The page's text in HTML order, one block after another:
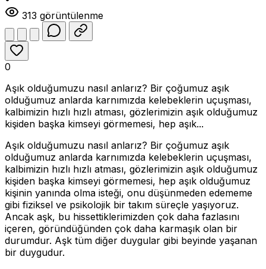
313 görüntülenme
0
Aşık olduğumuzu nasıl anlarız? Bir çoğumuz aşık
olduğumuz anlarda karnımızda kelebeklerin uçuşması,
kalbimizin hızlı hızlı atması, gözlerimizin aşık olduğumuz
kişiden başka kimseyi görmemesi, hep aşık...
Aşık olduğumuzu nasıl anlarız? Bir çoğumuz aşık
olduğumuz anlarda karnımızda kelebeklerin uçuşması,
kalbimizin hızlı hızlı atması, gözlerimizin aşık olduğumuz
kişiden başka kimseyi görmemesi, hep aşık olduğumuz
kişinin yanında olma isteği, onu düşünmeden edememe
gibi fiziksel ve psikolojik bir takım süreçle yaşıyoruz.
Ancak aşk, bu hissettiklerimizden çok daha fazlasını
içeren, göründüğünden çok daha karmaşık olan bir
durumdur. Aşk tüm diğer duygular gibi beyinde yaşanan
bir duygudur.